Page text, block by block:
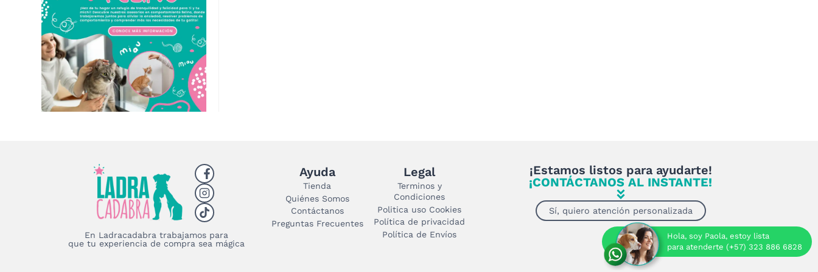
En Ladracadabra trabajamos para
que tu experiencia de compra sea mágica
Ayuda
Tienda
Quiénes Somos
Contáctanos
Preguntas Frecuentes
Legal
Terminos y
Condiciones
Politica uso Cookies
Política de privacidad
Política de Envíos
¡Estamos listos para ayudarte!
¡CONTÁCTANOS AL INSTANTE!
Sí, quiero atención personalizada
Hola, soy Paola, estoy lista
para atenderte (+57) 323 886 6828